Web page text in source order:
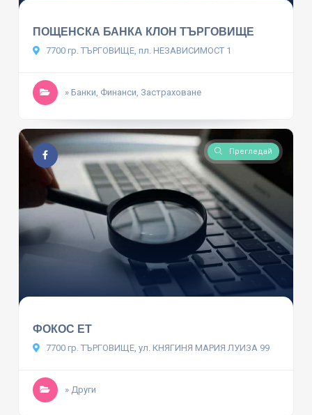
ПОЩЕНСКА БАНКА КЛОН ТЪРГОВИЩЕ
7700 гр. ТЪРГОВИЩЕ, пл. НЕЗАВИСИМОСТ 1
» Банки, Финанси, Застраховане
Прегледай
ФОКОС ЕТ
7700 гр. ТЪРГОВИЩЕ, ул. КНЯГИНЯ МАРИЯ ЛУИЗА 99
» Други